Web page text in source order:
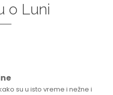
o Luni
su u isto vreme i nežne i